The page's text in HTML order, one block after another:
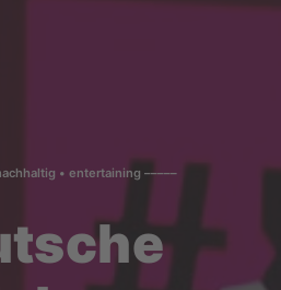
• entertaining –––––